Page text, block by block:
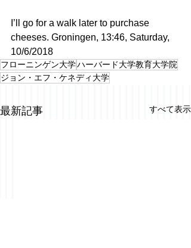
I’ll go for a walk later to purchase
cheeses. Groningen, 13:46, Saturday,
10/6/2018
フローニンゲン大学ハーバード大学教育大学院
ジョン・エフ・ケネディ大学
最新記事 すべて表示